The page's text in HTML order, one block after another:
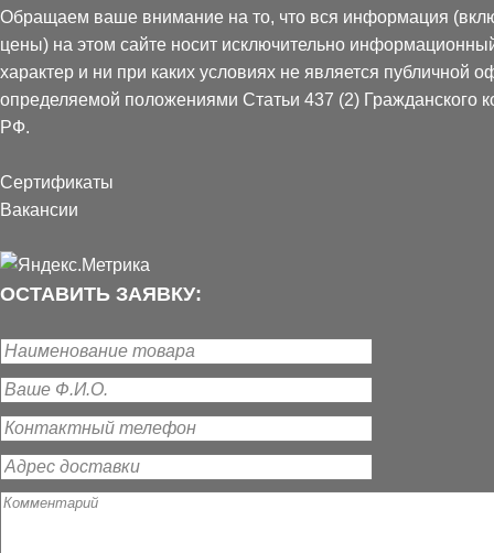
керамзитобетон
Показатели,
строительства.
Обращаем ваше внимание на то, что вся информация
цены) на этом сайте носит исключительно
характер и ни при каких условиях не является публичной
определяемой положениями Статьи 437 (2) Гражданского
РФ.
Сертификаты
Вакансии
ОСТАВИТЬ ЗАЯВКУ: